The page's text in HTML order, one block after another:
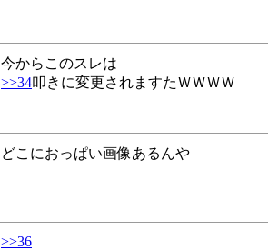
今からこのスレは
>>34叩きに変更されますたＷＷＷＷ
どこにおっぱい画像あるんや
>>36